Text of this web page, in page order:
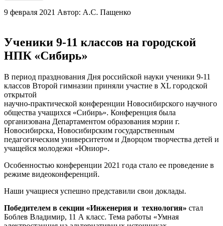
9 февраля 2021 Автор: А.С. Пащенко
Ученики 9-11 классов на городской
НПК «Сибирь»
В период празднования Дня российской науки ученики 9-11
классов Второй гимназии приняли участие в XL городской
открытой
научно-практической конференции Новосибирского научного
общества учащихся «Сибирь». Конференция была
организована Департаментом образования мэрии г.
Новосибирска, Новосибирским государственным
педагогическим университетом и Дворцом творчества детей и
учащейся молодежи «Юниор».
Особенностью конференции 2021 года стало ее проведение в
режиме видеоконференций.
Наши учащиеся успешно представили свои доклады.
Победителем в секции «Инженерия и технология» стал
Боблев Владимир, 11 А класс. Тема работы «Умная